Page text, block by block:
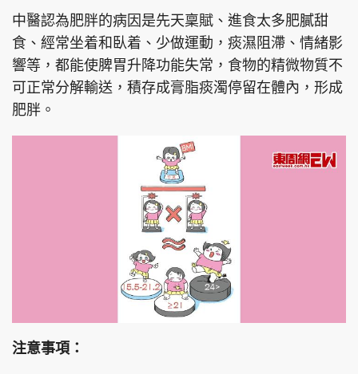
頭條搵工 EDUPLUS
關於我們
隱私政策聲明
使用條款
Copyright © 東周網 版權所有 . 不得轉載
©Eastweek.com.hk. All rights reserved.
中醫認為肥胖的病因是先天稟賦、進食太多肥膩甜
食、經常坐着和臥着、少做運動，痰濕阻滯、情緒影
響等，都能使脾胃升降功能失常，食物的精微物質不
可正常分解輸送，積存成膏脂痰濁停留在體內，形成
肥胖。
注意事項：